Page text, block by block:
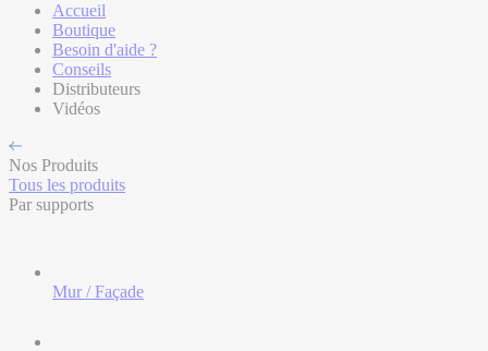
Accueil
Boutique
Besoin d'aide ?
Conseils
Distributeurs
Vidéos
Nos Produits
Tous les produits
Par supports
Mur / Façade